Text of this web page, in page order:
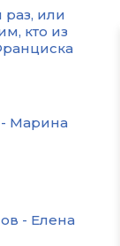
или
кто из
Марина
- Елена